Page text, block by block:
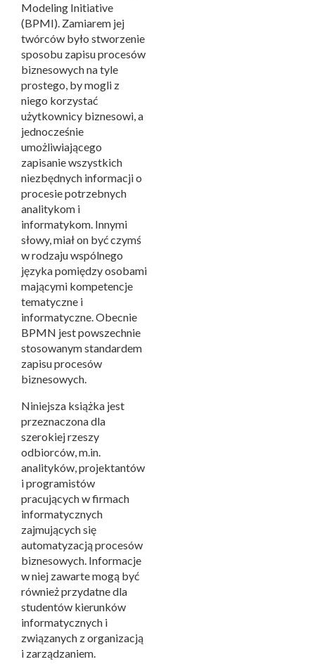
Modeling Initiative
(BPMI). Zamiarem jej
twórców było stworzenie
sposobu zapisu procesów
biznesowych na tyle
prostego, by mogli z
niego korzystać
użytkownicy biznesowi, a
jednocześnie
umożliwiającego
zapisanie wszystkich
niezbędnych informacji o
procesie potrzebnych
analitykom i
informatykom. Innymi
słowy, miał on być czymś
w rodzaju wspólnego
języka pomiędzy osobami
mającymi kompetencje
tematyczne i
informatyczne. Obecnie
BPMN jest powszechnie
stosowanym standardem
zapisu procesów
biznesowych.
Niniejsza książka jest
przeznaczona dla
szerokiej rzeszy
odbiorców, m.in.
analityków, projektantów
i programistów
pracujących w firmach
informatycznych
zajmujących się
automatyzacją procesów
biznesowych. Informacje
w niej zawarte mogą być
również przydatne dla
studentów kierunków
informatycznych i
związanych z organizacją
i zarządzaniem.